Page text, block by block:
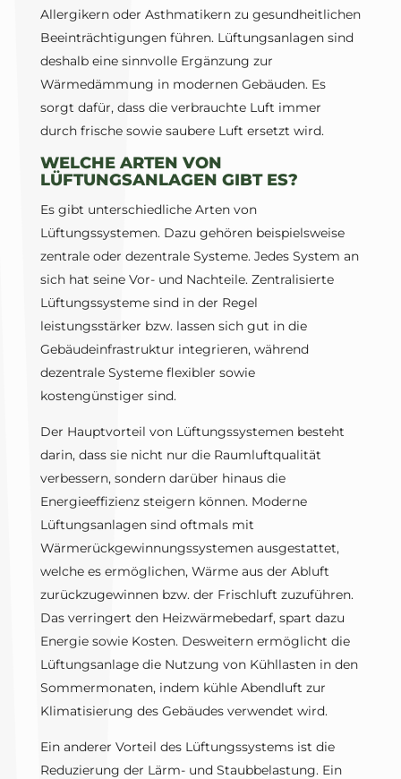
Allergikern oder Asthmatikern zu gesundheitlichen
Beeinträchtigungen führen. Lüftungsanlagen sind
deshalb eine sinnvolle Ergänzung zur
Wärmedämmung in modernen Gebäuden. Es
sorgt dafür, dass die verbrauchte Luft immer
durch frische sowie saubere Luft ersetzt wird.
WELCHE ARTEN VON
LÜFTUNGSANLAGEN GIBT ES?
Es gibt unterschiedliche Arten von
Lüftungssystemen. Dazu gehören beispielsweise
zentrale oder dezentrale Systeme. Jedes System an
sich hat seine Vor- und Nachteile. Zentralisierte
Lüftungssysteme sind in der Regel
leistungsstärker bzw. lassen sich gut in die
Gebäudeinfrastruktur integrieren, während
dezentrale Systeme flexibler sowie
kostengünstiger sind.
Der Hauptvorteil von Lüftungssystemen besteht
darin, dass sie nicht nur die Raumluftqualität
verbessern, sondern darüber hinaus die
Energieeffizienz steigern können. Moderne
Lüftungsanlagen sind oftmals mit
Wärmerückgewinnungssystemen ausgestattet,
welche es ermöglichen, Wärme aus der Abluft
zurückzugewinnen bzw. der Frischluft zuzuführen.
Das verringert den Heizwärmebedarf, spart dazu
Energie sowie Kosten. Desweitern ermöglicht die
Lüftungsanlage die Nutzung von Kühllasten in den
Sommermonaten, indem kühle Abendluft zur
Klimatisierung des Gebäudes verwendet wird.
Ein anderer Vorteil des Lüftungssystems ist die
Reduzierung der Lärm- und Staubbelastung. Ein